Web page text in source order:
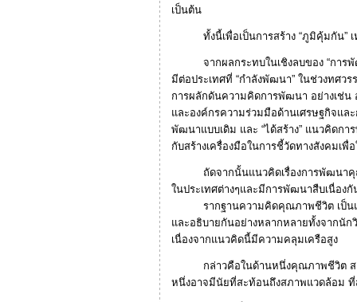
เป็นต้น
ทั้งนี้เพื่อเป็นการสร้าง “ภูมิคุ้มกัน” เ
จากผลกระทบในเชิงลบของ “การพัฒ
มีต่อประเทศที่ “กำลังพัฒนา” ในช่วงทศวร
การผลักดันความคิดการพัฒนา อย่างเช่น
และองค์กรความร่วมมือด้านเศรษฐกิจแล
พัฒนาแบบเดิม และ “ได้สร้าง” แนวคิด
กับสร้างเครื่องมือในการชี้วัดทางสังคมเ
ถัดจากนั้นแนวคิดเรื่องการพัฒนาคุณภ
ในประเทศต่างๆและมีการพัฒนาสืบเนื่อง
รากฐานความคิดคุณภาพชีวิต เป็นแน
และอธิบายกันอย่างหลากหลายทั้งจากนัก
เนื่องจากแนวคิดนี้มีความคลุมเครือสูง
กล่าวคือในด้านหนึ่งคุณภาพชีวิต สะท้
หนึ่งอาจมีนัยที่สะท้อนถึงสภาพแวดล้อม ที่